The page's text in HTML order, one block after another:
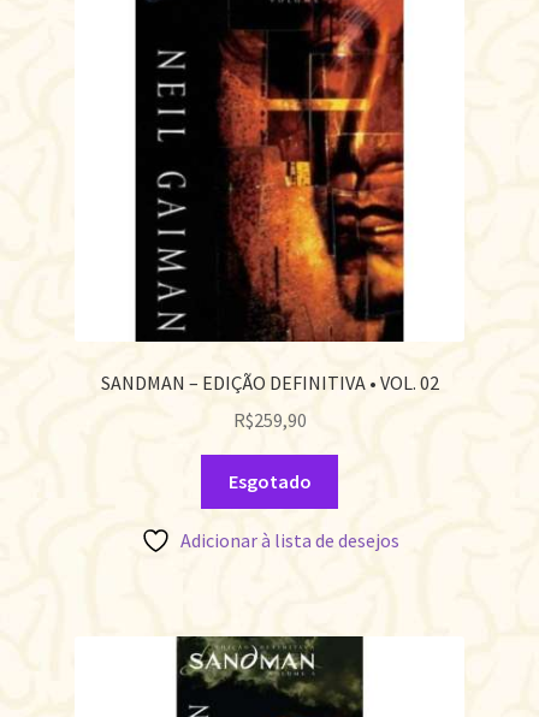
SANDMAN – EDIÇÃO DEFINITIVA • VOL. 02
R$259,90
Esgotado
Adicionar à lista de desejos